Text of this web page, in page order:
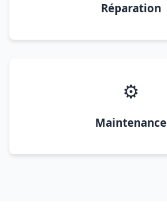
Réparation
⚙️
Maintenance